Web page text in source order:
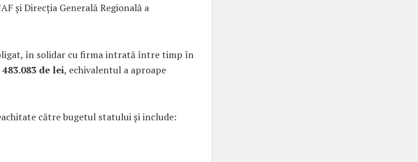
și Direcția Generală Regională a
în solidar cu firma intrată între timp în
483.083 de lei, echivalentul a aproape
către bugetul statului și include: